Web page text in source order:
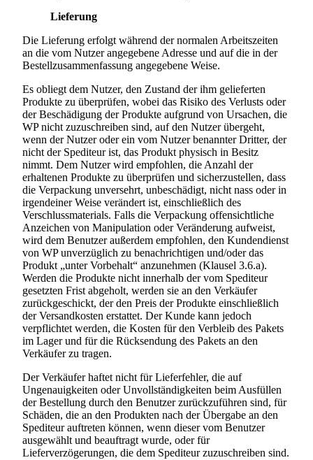
Lieferung
Die Lieferung erfolgt während der normalen Arbeitszeiten
an die vom Nutzer angegebene Adresse und auf die in der
Bestellzusammenfassung angegebene Weise.
Es obliegt dem Nutzer, den Zustand der ihm gelieferten
Produkte zu überprüfen, wobei das Risiko des Verlusts oder
der Beschädigung der Produkte aufgrund von Ursachen, die
WP nicht zuzuschreiben sind, auf den Nutzer übergeht,
wenn der Nutzer oder ein vom Nutzer benannter Dritter, der
nicht der Spediteur ist, das Produkt physisch in Besitz
nimmt. Dem Nutzer wird empfohlen, die Anzahl der
erhaltenen Produkte zu überprüfen und sicherzustellen, dass
die Verpackung unversehrt, unbeschädigt, nicht nass oder in
irgendeiner Weise verändert ist, einschließlich des
Verschlussmaterials. Falls die Verpackung offensichtliche
Anzeichen von Manipulation oder Veränderung aufweist,
wird dem Benutzer außerdem empfohlen, den Kundendienst
von WP unverzüglich zu benachrichtigen und/oder das
Produkt „unter Vorbehalt“ anzunehmen (Klausel 3.6.a).
Werden die Produkte nicht innerhalb der vom Spediteur
gesetzten Frist abgeholt, werden sie an den Verkäufer
zurückgeschickt, der den Preis der Produkte einschließlich
der Versandkosten erstattet. Der Kunde kann jedoch
verpflichtet werden, die Kosten für den Verbleib des Pakets
im Lager und für die Rücksendung des Pakets an den
Verkäufer zu tragen.
Der Verkäufer haftet nicht für Lieferfehler, die auf
Ungenauigkeiten oder Unvollständigkeiten beim Ausfüllen
der Bestellung durch den Benutzer zurückzuführen sind, für
Schäden, die an den Produkten nach der Übergabe an den
Spediteur auftreten können, wenn dieser vom Benutzer
ausgewählt und beauftragt wurde, oder für
Lieferverzögerungen, die dem Spediteur zuzuschreiben sind.